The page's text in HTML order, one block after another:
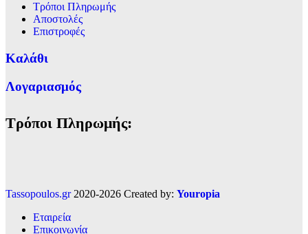
Τρόποι Πληρωμής
Αποστολές
Επιστροφές
Καλάθι
Λογαριασμός
Τρόποι Πληρωμής:
Tassopoulos.gr2020-2026 Created by: Youropia
Εταιρεία
Επικοινωνία